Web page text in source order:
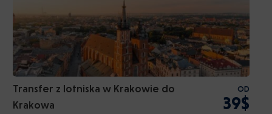
Transfer z lotniska w Krakowie do
Krakowa
OD
39$